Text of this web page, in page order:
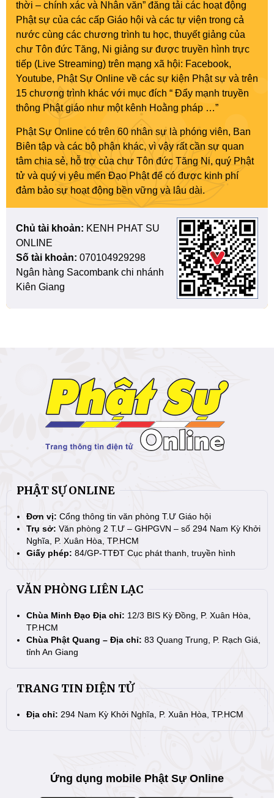
thời – chính xác và Nhân văn” đăng tải các hoạt động
Phật sự của các cấp Giáo hội và các tự viện trong cả
nước cùng các chương trình tu học, thuyết giảng của
chư Tôn đức Tăng, Ni giảng sư được truyền hình trực
tiếp (Live Streaming) trên mạng xã hội: Facebook,
Youtube, Phật Sự Online về các sự kiện Phật sự và trên
15 chương trình khác với mục đích “ Đẩy mạnh truyền
thông Phật giáo như một kênh Hoằng pháp …”
Phật Sự Online có trên 60 nhân sự là phóng viên, Ban
Biên tập và các bộ phận khác, vì vậy rất cần sự quan
tâm chia sẻ, hỗ trợ của chư Tôn đức Tăng Ni, quý Phật
tử và quý vị yêu mến Đạo Phật để có được kinh phí
đảm bảo sự hoạt động bền vững và lâu dài.
Chủ tài khoản: KENH PHAT SU
ONLINE
Số tài khoản: 070104929298
Ngân hàng Sacombank chi nhánh
Kiên Giang
PHẬT SỰ ONLINE
Đơn vị: Cổng thông tin văn phòng T.Ư Giáo hội
Trụ sở: Văn phòng 2 T.Ư – GHPGVN – số 294 Nam Kỳ Khởi
Nghĩa, P. Xuân Hòa, TP.HCM
Giấy phép: 84/GP-TTĐT Cục phát thanh, truyền hình
VĂN PHÒNG LIÊN LẠC
Chùa Minh Đạo Địa chỉ: 12/3 BIS Kỳ Đồng, P. Xuân Hòa,
TP.HCM
Chùa Phật Quang – Địa chỉ: 83 Quang Trung, P. Rạch Giá,
tỉnh An Giang
TRANG TIN ĐIỆN TỬ
Địa chỉ: 294 Nam Kỳ Khởi Nghĩa, P. Xuân Hòa, TP.HCM
Ứng dụng mobile Phật Sự Online